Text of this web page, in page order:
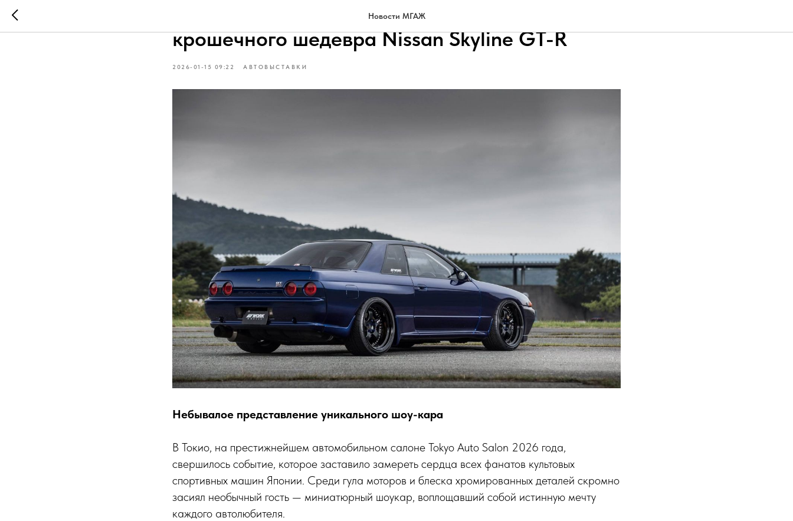
Новости МГАЖ
Ностальгический ветер Токио: премьера
крошечного шедевра Nissan Skyline GT-R
2026-01-15 09:22 АВТОВЫСТАВКИ
Небывалое представление уникального шоу-кара
В Токио, на престижнейшем автомобильном салоне Tokyo Auto Salon 2026 года,
свершилось событие, которое заставило замереть сердца всех фанатов культовых
спортивных машин Японии. Среди гула моторов и блеска хромированных деталей скромно
засиял необычный гость — миниатюрный шоукар, воплощавший собой истинную мечту
каждого автолюбителя.